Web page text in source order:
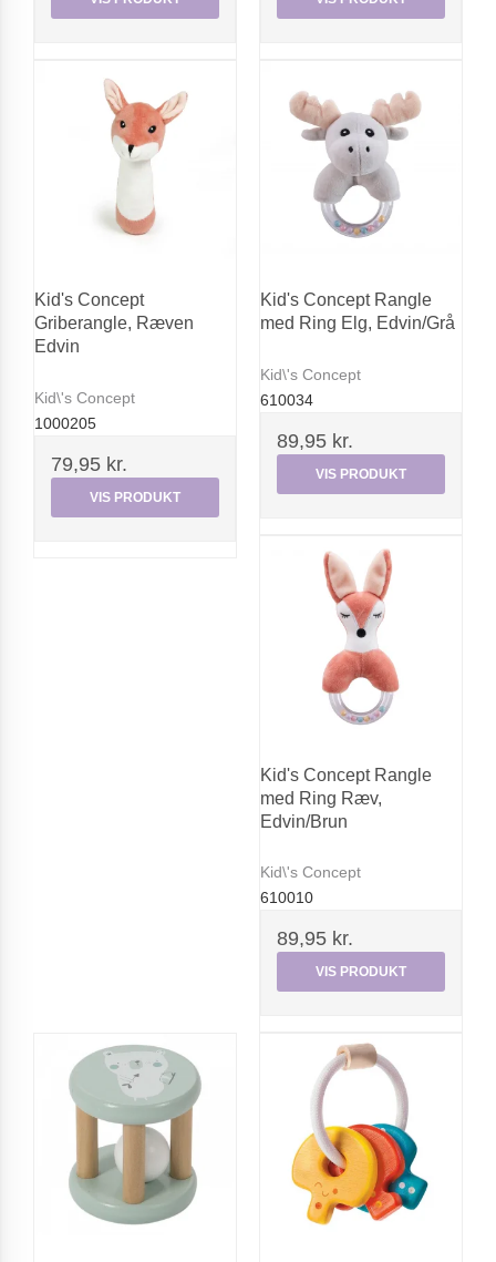
Kid's Concept
Griberangle, Ræven
Edvin
Kid\'s Concept
1000205
79,95 kr.
VIS PRODUKT
Kid's Concept Rangle
med Ring Elg, Edvin/Grå
Kid\'s Concept
610034
89,95 kr.
VIS PRODUKT
Kid's Concept Rangle
med Ring Ræv,
Edvin/Brun
Kid\'s Concept
610010
89,95 kr.
VIS PRODUKT